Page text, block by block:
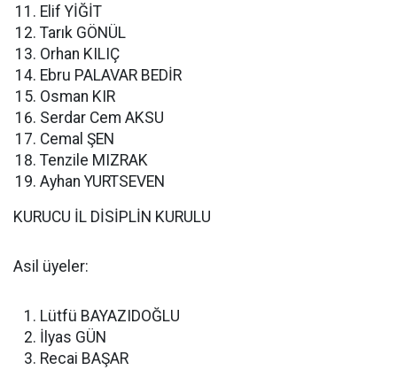
Elif YİĞİT
Tarık GÖNÜL
Orhan KILIÇ
Ebru PALAVAR BEDİR
Osman KIR
Serdar Cem AKSU
Cemal ŞEN
Tenzile MIZRAK
Ayhan YURTSEVEN
KURUCU İL DİSİPLİN KURULU
Asil üyeler:
Lütfü BAYAZIDOĞLU
İlyas GÜN
Recai BAŞAR